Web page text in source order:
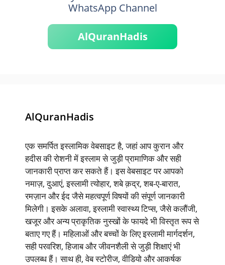
WhatsApp Channel
AlQuranHadis
AlQuranHadis
एक समर्पित इस्लामिक वेबसाइट है, जहां आप कुरान और
हदीस की रोशनी में इस्लाम से जुड़ी प्रामाणिक और सही
जानकारी प्राप्त कर सकते हैं। इस वेबसाइट पर आपको
नमाज़, दुआएं, इस्लामी त्योहार, शबे क़द्र, शब-ए-बारात,
रमज़ान और ईद जैसे महत्वपूर्ण विषयों की संपूर्ण जानकारी
मिलेगी। इसके अलावा, इस्लामी स्वास्थ्य टिप्स, जैसे कलौंजी,
खजूर और अन्य प्राकृतिक नुस्खों के फायदे भी विस्तृत रूप से
बताए गए हैं। महिलाओं और बच्चों के लिए इस्लामी मार्गदर्शन,
सही परवरिश, हिजाब और जीवनशैली से जुड़ी शिक्षाएं भी
उपलब्ध हैं। साथ ही, वेब स्टोरीज, वीडियो और आकर्षक